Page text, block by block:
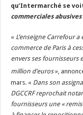
Un été fructueux pour
qu’Intermarché se
commerciales abusives
« L’enseigne Carrefour
commerce de Paris à
envers ses fournisseurs
million d’euros»,
mars. « Dans son
DGCCRF reprochait
fournisseurs une «